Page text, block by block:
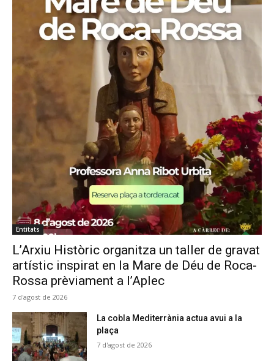
Entitats
L’Arxiu Històric organitza un taller de gravat
artístic inspirat en la Mare de Déu de Roca-
Rossa prèviament a l’Aplec
7 d'agost de 2026
La cobla Mediterrània actua avui a la
plaça
7 d'agost de 2026